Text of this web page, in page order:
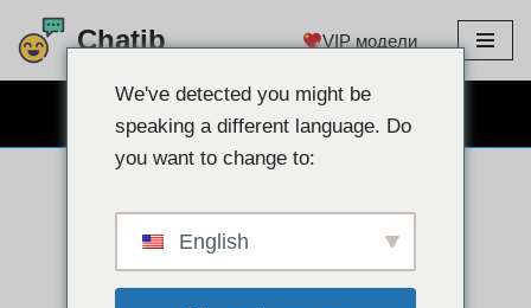
Преминете
съдържанието
Chatib VIP модели
We've detected you might be
speaking a different language. Do
you want to change to:
English